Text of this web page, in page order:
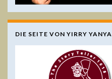
DIE SEITE VON YIRRY YANYA